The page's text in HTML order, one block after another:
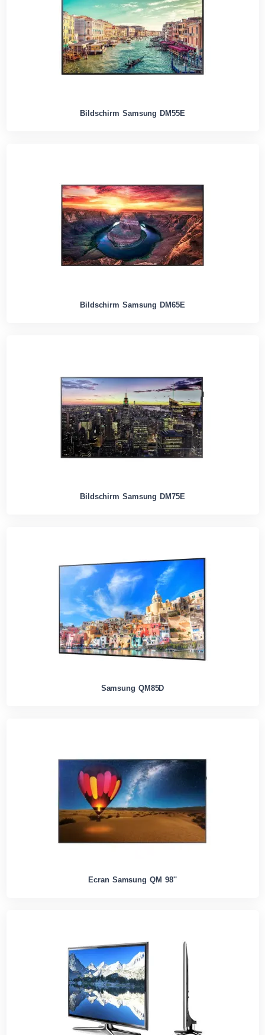
Bildschirm Samsung DM55E
Bildschirm Samsung DM65E
Bildschirm Samsung DM75E
Samsung QM85D
Ecran Samsung QM 98''